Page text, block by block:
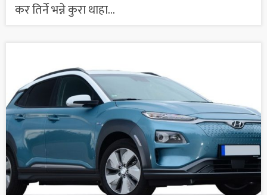
कर तिर्ने भन्ने कुरा थाहा...